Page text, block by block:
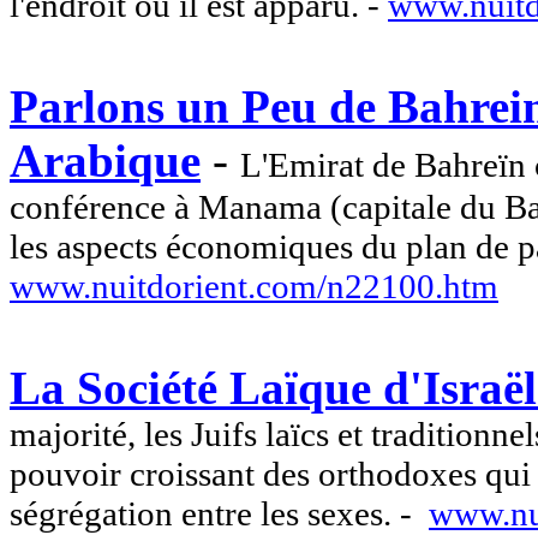
Parlons un Peu de
Arabique - L'Emirat de Bahreïn
conférence à Manama (capitale du
les aspects économiques du plan de
www.nuitdorient.com/n22100.htm
La Société Laïque
majorité, les Juifs laïcs et
pouvoir croissant des orthodoxes
ségrégation entre les sexes. -